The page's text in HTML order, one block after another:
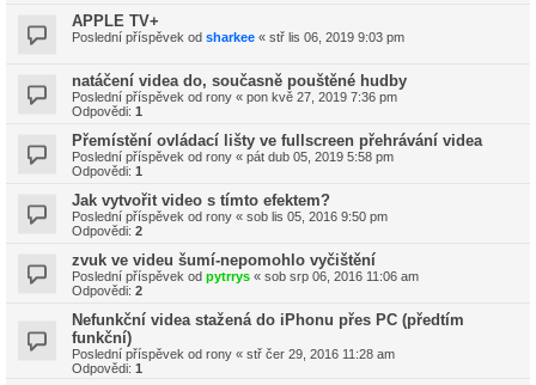
APPLE TV+
Poslední příspěvek od sharkee « stř lis 06, 2019 9:03 pm
natáčení videa do, současně pouštěné hudby
Poslední příspěvek od rony « pon kvě 27, 2019 7:36 pm
Odpovědi: 1
Přemístění ovládací lišty ve fullscreen přehrávání videa
Poslední příspěvek od rony « pát dub 05, 2019 5:58 pm
Odpovědi: 1
Jak vytvořit video s tímto efektem?
Poslední příspěvek od rony « sob lis 05, 2016 9:50 pm
Odpovědi: 2
zvuk ve videu šumí-nepomohlo vyčištění
Poslední příspěvek od pytrrys « sob srp 06, 2016 11:06 am
Odpovědi: 2
Nefunkční videa stažená do iPhonu přes PC (předtím
funkční)
Poslední příspěvek od rony « stř čer 29, 2016 11:28 am
Odpovědi: 1